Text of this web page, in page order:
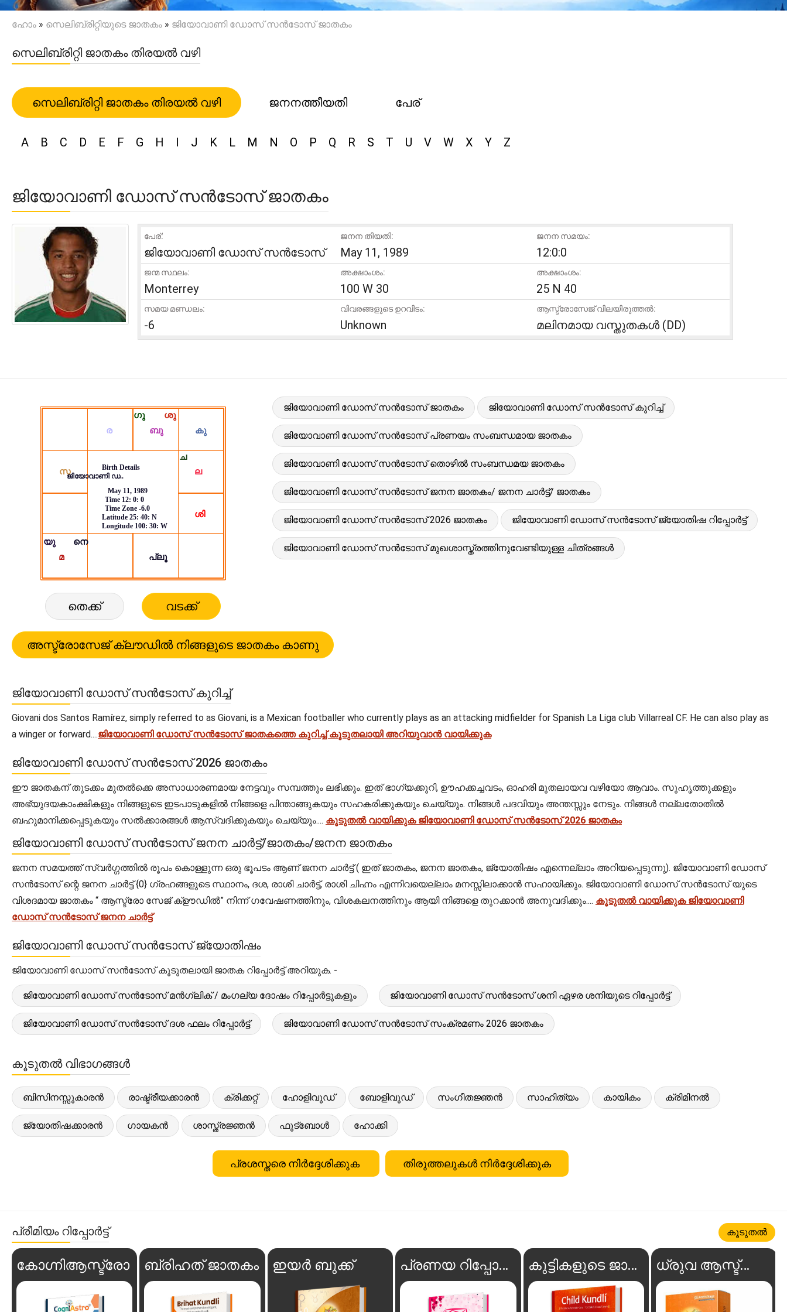
ഹോം » സെലിബ്രിറ്റിയുടെ ജാതകം » ജിയോവാണി ഡോസ് സൻടോസ് ജാതകം
സെലിബ്രിറ്റി ജാതകം തിരയൽ വഴി
സെലിബ്രിറ്റി ജാതകം തിരയൽ വഴി ജനനത്തീയതി പേര്
A B C D E F G H I J K L M N O P Q R S T U V W X Y Z
ജിയോവാണി ഡോസ് സൻടോസ് ജാതകം
പേര്:
ജിയോവാണി ഡോസ് സൻടോസ്
ജനന തിയതി:
May 11, 1989
ജനന സമയം:
12:0:0
ജന്മ സ്ഥലം:
Monterrey
അക്ഷാംശം:
100 W 30
അക്ഷാംശം:
25 N 40
സമയ മണ്ഡലം:
-6
വിവരങ്ങളുടെ ഉറവിടം:
Unknown
ആസ്ട്രോസേജ് വിലയിരുത്തൽ:
മലിനമായ വസ്തുതകൾ (DD)
തെക്ക് വടക്ക്
ജിയോവാണി ഡോസ് സൻടോസ് ജാതകം ജിയോവാണി ഡോസ് സൻടോസ് കുറിച്ച്
ജിയോവാണി ഡോസ് സൻടോസ് പ്രണയം സംബന്ധമായ ജാതകം
ജിയോവാണി ഡോസ് സൻടോസ് തൊഴിൽ സംബന്ധമയ ജാതകം
ജിയോവാണി ഡോസ് സൻടോസ് ജനന ജാതകം/ ജനന ചാർട്ട്/ ജാതകം
ജിയോവാണി ഡോസ് സൻടോസ് 2026 ജാതകം ജിയോവാണി ഡോസ് സൻടോസ് ജ്യോതിഷ റിപ്പോർട്ട്
ജിയോവാണി ഡോസ് സൻടോസ് മുഖശാസ്ത്രത്തിനുവേണ്ടിയുള്ള ചിത്രങ്ങൾ
ജിയോവാണി ഡോസ് സൻടോസ് കുറിച്ച്
Giovani dos Santos Ramírez, simply referred to as Giovani, is a Mexican footballer who currently plays as an attacking midfielder for Spanish La Liga club Villarreal CF. He can also play as
a winger or forward....ജിയോവാണി ഡോസ് സൻടോസ് ജാതകത്തെ കുറിച്ച് കൂടുതലായി അറിയുവാൻ വായിക്കുക
ജിയോവാണി ഡോസ് സൻടോസ് 2026 ജാതകം
ഈ ജാതകന് തുടക്കം മുതൽക്കെ അസാധാരണമായ നേട്ടവും സമ്പത്തും ലഭിക്കും. ഇത് ഭാഗ്യക്കുറി, ഊഹക്കച്ചവടം, ഓഹരി മുതലായവ വഴിയോ ആവാം. സുഹൃത്തുക്കളും
അഭ്യുദയകാംക്ഷികളും നിങ്ങളുടെ ഇടപാടുകളിൽ നിങ്ങളെ പിന്താങ്ങുകയും സഹകരിക്കുകയും ചെയ്യും. നിങ്ങൾ പദവിയും അന്തസ്സും നേടും. നിങ്ങൾ നല്ലതോതിൽ
ബഹുമാനിക്കപ്പെടുകയും സൽക്കാരങ്ങൾ ആസ്വദിക്കുകയും ചെയ്യും.... കൂടുതൽ വായിക്കുക ജിയോവാണി ഡോസ് സൻടോസ് 2026 ജാതകം
ജിയോവാണി ഡോസ് സൻടോസ് ജനന ചാർട്ട്/ജാതകം/ജനന ജാതകം
ജനന സമയത്ത് സ്വർഗ്ഗത്തിൽ രൂപം കൊള്ളുന്ന ഒരു ഭൂപടം ആണ് ജനന ചാർട്ട് ( ഇത് ജാതകം, ജനന ജാതകം, ജ്യോതിഷം എന്നെല്ലാം അറിയപ്പെടുന്നു). ജിയോവാണി ഡോസ്
സൻടോസ് ന്റെ ജനന ചാർട്ട് {0} ഗ്രഹങ്ങളുടെ സ്ഥാനം, ദശ, രാശി ചാർട്ട്, രാശി ചിഹ്നം എന്നിവയെല്ലാം മനസ്സിലാക്കാൻ സഹായിക്കും. ജിയോവാണി ഡോസ് സൻടോസ് യുടെ
വിശദമായ ജാതകം “ ആസ്ട്രോ സേജ് ക്‌ളൗഡിൽ” നിന്ന് ഗവേഷണത്തിനും, വിശകലനത്തിനും ആയി നിങ്ങളെ തുറക്കാൻ അനുവദിക്കും.... കൂടുതൽ വായിക്കുക ജിയോവാണി
ഡോസ് സൻടോസ് ജനന ചാർട്ട്
ജിയോവാണി ഡോസ് സൻടോസ് ജ്യോതിഷം
ജിയോവാണി ഡോസ് സൻടോസ് കൂടുതലായി ജാതക റിപ്പോർട്ട് അറിയുക. -
ജിയോവാണി ഡോസ് സൻടോസ് മൻഗ്ലിക് / മംഗല്യ ദോഷം റിപ്പോർട്ടുകളും ജിയോവാണി ഡോസ് സൻടോസ് ശനി ഏഴര ശനിയുടെ റിപ്പോർട്ട്
ജിയോവാണി ഡോസ് സൻടോസ് ദശ ഫലം റിപ്പോർട്ട് ജിയോവാണി ഡോസ് സൻടോസ് സംക്രമണം 2026 ജാതകം
കൂടുതൽ വിഭാഗങ്ങൾ
ബിസിനസ്സുകാരൻ രാഷ്ട്രീയക്കാരൻ ക്രിക്കറ്റ് ഹോളിവുഡ് ബോളിവുഡ് സംഗീതജ്ഞൻ സാഹിത്യം കായികം ക്രിമിനൽ
ജ്യോതിഷക്കാരൻ ഗായകൻ ശാസ്ത്രജ്ഞൻ ഫുട്ബോൾ ഹോക്കി
പ്രശസ്തരെ നിർദ്ദേശിക്കുക തിരുത്തലുകൾ നിർദ്ദേശിക്കുക
പ്രീമിയം റിപ്പോർട്ട് കൂടുതൽ
കോഗ്നിആസ്ട്രോ ബ്രിഹത് ജാതകം ഇയർ ബുക്ക് പ്രണയ റിപ്പോർട്ട് കുട്ടികളുടെ ജാതകം ധ്രുവ ആസ്ട്രോ സോഫ്റ്റ്‌വെയർ